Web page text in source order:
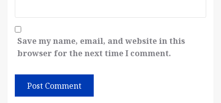
Save my name, email, and website in this
browser for the next time I comment.